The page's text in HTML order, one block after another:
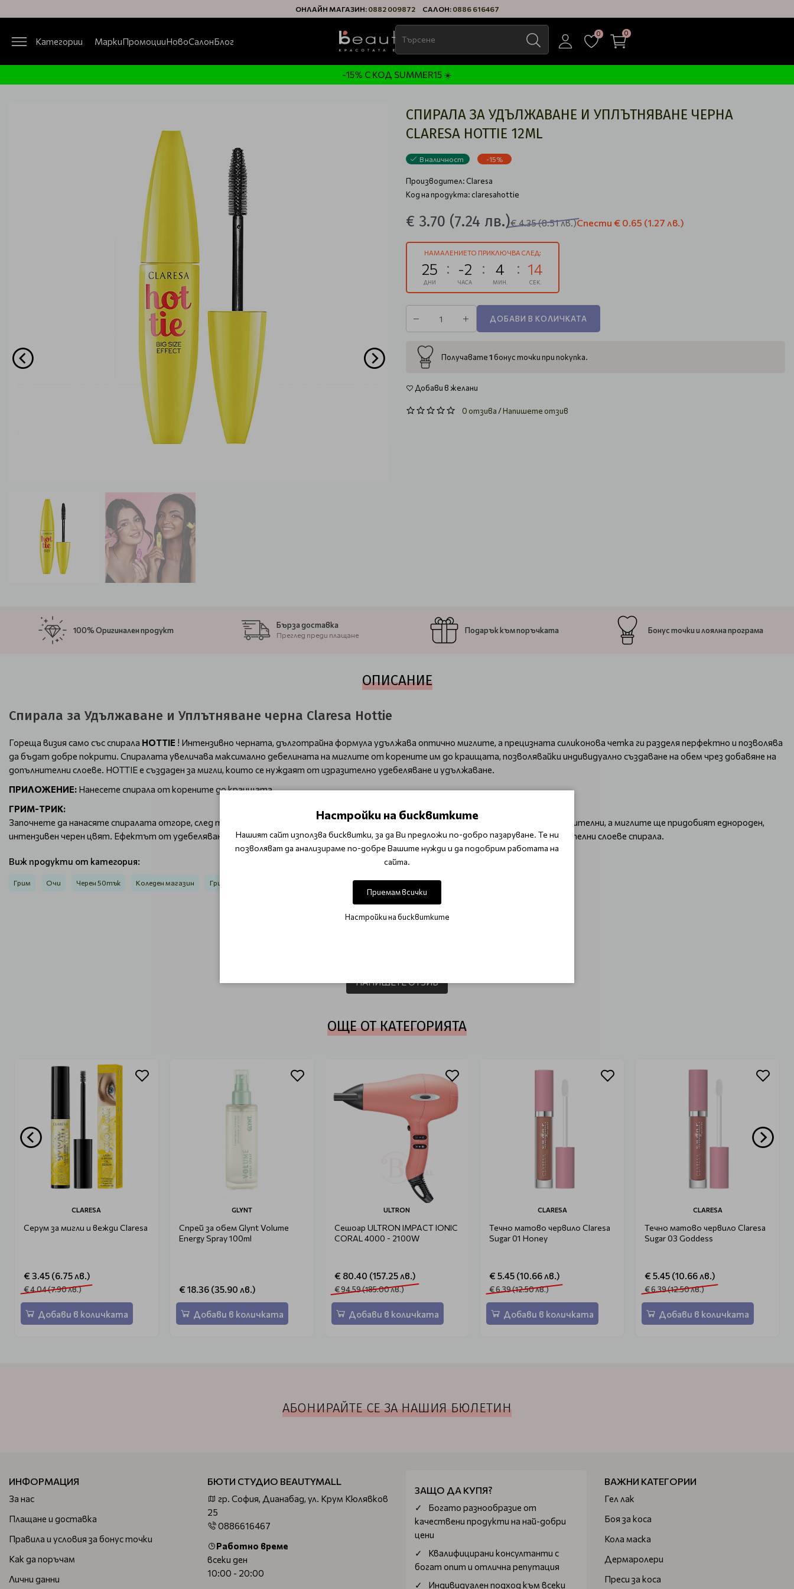
ОНЛАЙН МАГАЗИН: 0882 009872 САЛОН: 0886 616467
Категории МаркиПромоцииНовоСалонБлог
0 0
-15% С КОД SUMMER15 ☀️
СПИРАЛА ЗА УДЪЛЖАВАНЕ И УПЛЪТНЯВАНЕ ЧЕРНА
CLARESA HOTTIE 12ML
В наличност -15%
Производител: Claresa
Код на продукта: claresahottie
€ 3.70 (7.24 лв.)€ 4.35(8.51 лв.)Спести € 0.65 (1.27 лв.)
НАМАЛЕНИЕТО ПРИКЛЮЧВА СЛЕД:
25
ДНИ
-2
ЧАСА
4
МИН.
13
СЕК.
ДОБАВИ В КОЛИЧКАТА
Получавате1 бонус точки при покупка.
Добави в желани
0 отзива/Напишете отзив
100% Оригинален продукт
Бърза доставка
Преглед преди плащане
Подарък към поръчката Бонус точки и лоялна програма
ОПИСАНИЕ
Спирала за Удължаване и Уплътняване черна Claresa Hottie
Гореща визия само със спирала HOTTIE ! Интензивно черната, дълготрайна формула удължава оптично миглите, а прецизната силиконова четка ги разделя перфектно и позволява
да бъдат добре покрити. Спиралата увеличава максимално дебелината на миглите от корените им до краищата, позволявайки индивидуално създаване на обем чрез добавяне на
допълнителни слоеве. HOTTIE е създаден за мигли, които се нуждаят от изразително удебеляване и удължаване.
ПРИЛОЖЕНИЕ: Нанесете спирала от корените до краищата.
ГРИМ-ТРИК:
Започнете да нанасяте спиралата отгоре, след това нанесете спирала отдолу. Благодарение на това очите ви ще бъдат по-изразителни, а миглите ще придобият еднороден,
интензивен черен цвят. Ефектът от удебеляване и удължаване на миглите може да бъде степенуван чрез добавяне на последователни слоеве спирала.
Виж продукти от категория:
Грим Очи Черен 50тък Коледен магазин Гримове Claresa SALE Грим
НАПИШЕТЕ ОТЗИВ
ОЩЕ ОТ КАТЕГОРИЯТА
CLARESA
Серум за мигли и вежди Claresa
€ 3.45 (6.75 лв.)
€ 4.04 (7.90 лв.)
Добави в количката
GLYNT
Спрей за обем Glynt Volume
Energy Spray 100ml
€ 18.36 (35.90 лв.)
Добави в количката
ULTRON
Сешоар ULTRON IMPACT IONIC
CORAL 4000 - 2100W
€ 80.40 (157.25 лв.)
€ 94.59 (185.00 лв.)
Добави в количката
CLARESA
Течно матово червило Claresa
Sugar 01 Honey
€ 5.45 (10.66 лв.)
€ 6.39 (12.50 лв.)
Добави в количката
CLARESA
Течно матово червило Claresa
Sugar 03 Goddess
€ 5.45 (10.66 лв.)
€ 6.39 (12.50 лв.)
Добави в количката
АБОНИРАЙТЕ СЕ ЗА НАШИЯ БЮЛЕТИН
ИНФОРМАЦИЯ
За нас
Плащане и доставка
Правила и условия за бонус точки
Как да поръчам
Лични данни
БЮТИ СТУДИО BEAUTYMALL
гр. София, Дианабад, ул. Крум Кюлявков
25
0886616467
Работно време
всеки ден
10:00 - 20:00
ЗАЩО ДА КУПЯ?
Богатo разнообразие от
качествени продукти на най-добри
цени
Квалифицирани консултанти с
богат опит и отлична репутация
Индивидуален подход към всеки
ВАЖНИ КАТЕГОРИИ
Гел лак
Боя за коса
Кола маска
Дермаролери
Преси за коса
Настройки на бисквитките
Нашият сайт използва бисквитки, за да Ви предложи по-добро пазаруване. Те ни
позволяват да анализираме по-добре Вашите нужди и да подобрим работата на
сайта.
Приемам всички
Настройки на бисквитките